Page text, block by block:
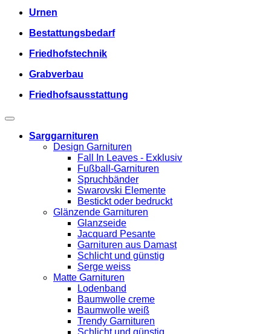
Urnen
Bestattungsbedarf
Friedhofstechnik
Grabverbau
Friedhofsausstattung
Sarggarnituren
Design Garnituren
Fall In Leaves - Exklusiv
Fußball-Garnituren
Spruchbänder
Swarovski Elemente
Bestickt oder bedruckt
Glänzende Garnituren
Glanzseide
Jacquard Pesante
Garnituren aus Damast
Schlicht und günstig
Serge weiss
Matte Garnituren
Lodenband
Baumwolle creme
Baumwolle weiß
Trendy Garnituren
Schlicht und günstig